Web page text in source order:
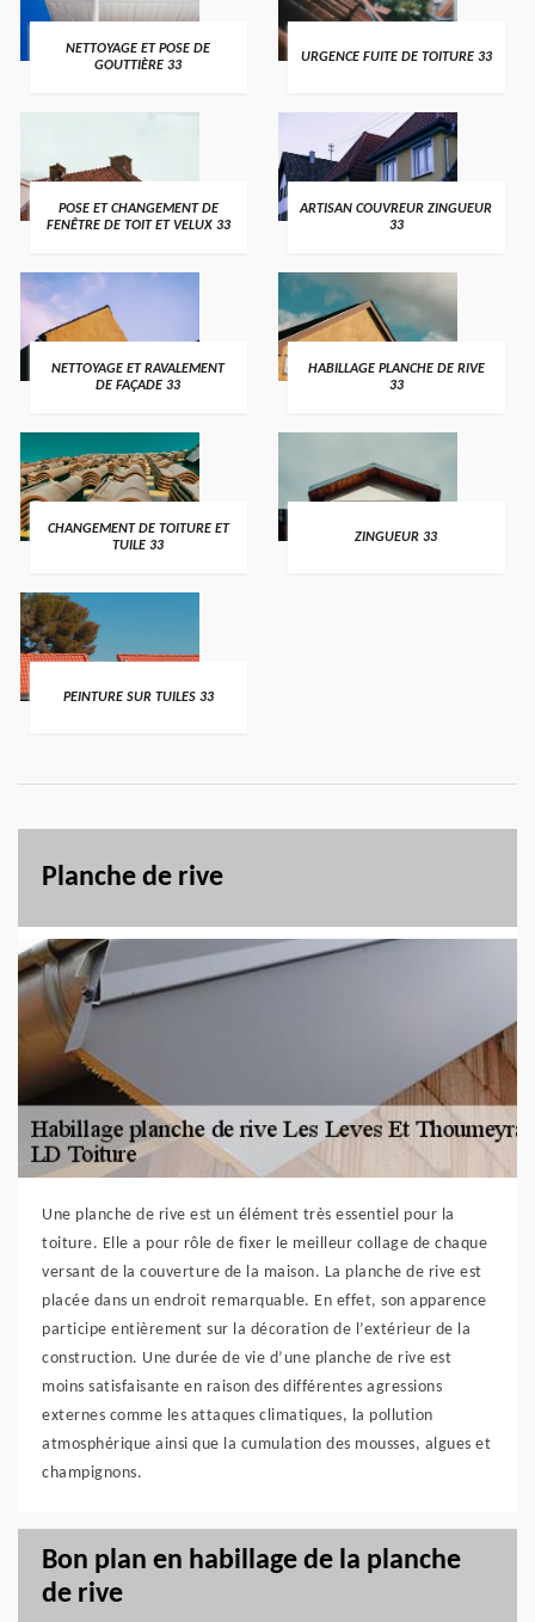
NETTOYAGE ET POSE DE
GOUTTIÈRE 33
URGENCE FUITE DE TOITURE 33
POSE ET CHANGEMENT DE
FENÊTRE DE TOIT ET VELUX 33
ARTISAN COUVREUR ZINGUEUR
33
NETTOYAGE ET RAVALEMENT
DE FAÇADE 33
HABILLAGE PLANCHE DE RIVE
33
CHANGEMENT DE TOITURE ET
TUILE 33
ZINGUEUR 33
PEINTURE SUR TUILES 33
Planche de rive
Une planche de rive est un élément très essentiel pour la
toiture. Elle a pour rôle de fixer le meilleur collage de chaque
versant de la couverture de la maison. La planche de rive est
placée dans un endroit remarquable. En effet, son apparence
participe entièrement sur la décoration de l’extérieur de la
construction. Une durée de vie d’une planche de rive est
moins satisfaisante en raison des différentes agressions
externes comme les attaques climatiques, la pollution
atmosphérique ainsi que la cumulation des mousses, algues et
champignons.
Bon plan en habillage de la planche
de rive